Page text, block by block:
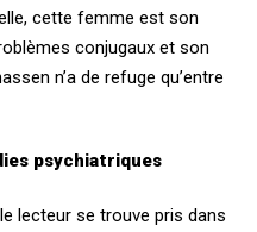
cette femme est son
conjugaux et son
n’a de refuge qu’entre
psychiatriques
lecteur se trouve pris dans